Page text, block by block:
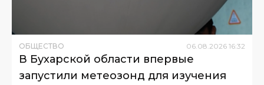
ОБЩЕСТВО 06.08.2026 16:32
В Бухарской области впервые
запустили метеозонд для изучения